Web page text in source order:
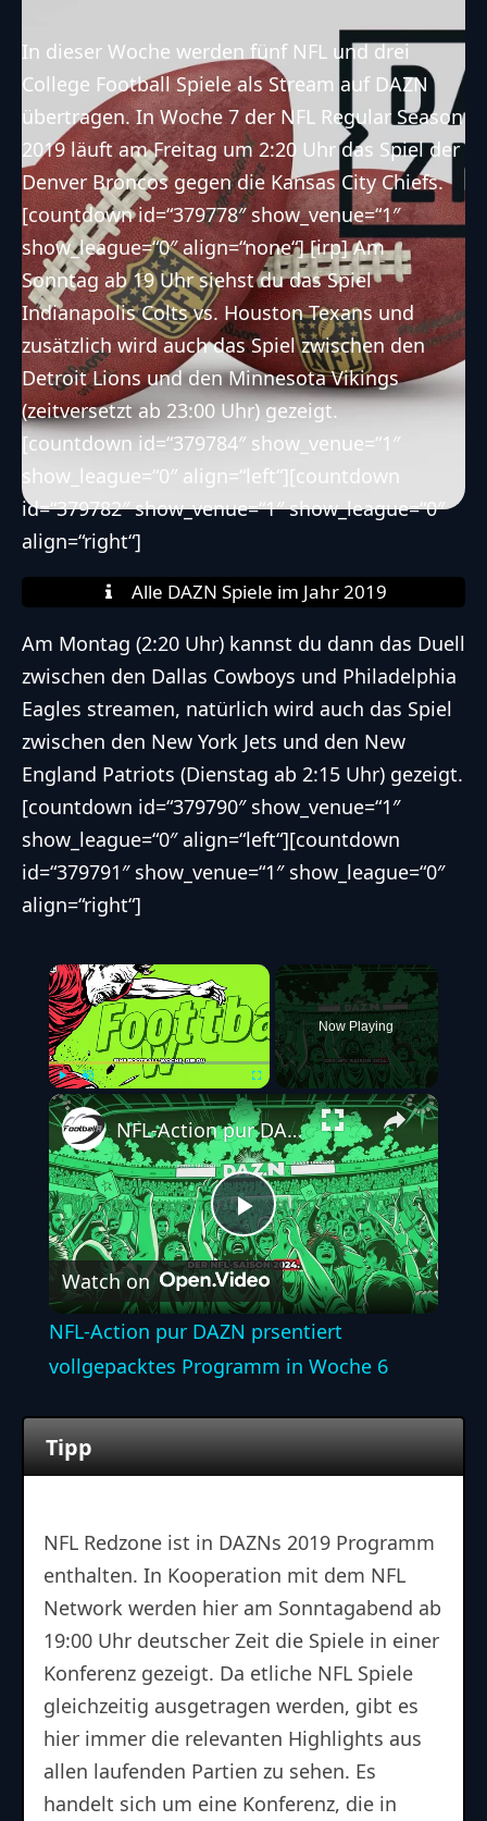
In dieser Woche werden fünf NFL und drei
College Football Spiele als Stream auf DAZN
übertragen. In Woche 7 der NFL Regular Season
2019 läuft am Freitag um 2:20 Uhr das Spiel der
Denver Broncosgegen die Kansas City Chiefs.
[countdown id=“379778″ show_venue=“1″
show_league=“0″ align=“none“] [irp] Am
Sonntag ab 19 Uhr siehst du das Spiel
Indianapolis Coltsvs. Houston Texans und
zusätzlich wird auch das Spiel zwischen den
Detroit Lionsund denMinnesota Vikings
(zeitversetzt ab 23:00 Uhr) gezeigt.
[countdown id=“379784″ show_venue=“1″
show_league=“0″ align=“left“][countdown
id=“379782″ show_venue=“1″ show_league=“0″
align=“right“]
Alle DAZN Spiele im Jahr 2019
Am Montag (2:20 Uhr) kannst du dann das Duell
zwischen den Dallas Cowboys und Philadelphia
Eagles streamen, natürlich wird auch das Spiel
zwischen den New York Jets und den New
England Patriots (Dienstag ab 2:15 Uhr) gezeigt.
[countdown id=“379790″ show_venue=“1″
show_league=“0″ align=“left“][countdown
id=“379791″ show_venue=“1″ show_league=“0″
align=“right“]
×
Play Unmute Fullscreen
Now Playing
Play
Video
NFL-Action pur DAZN prsentiert vollgepacktes Programm in Woche 6
Watch on
NFL-Action pur DAZN prsentiert
vollgepacktes Programm in Woche 6
Tipp
NFL Redzone ist in DAZNs 2019 Programm
enthalten. In Kooperation mit dem NFL
Network werden hier am Sonntagabend ab
19:00 Uhr deutscher Zeit die Spiele in einer
Konferenz gezeigt. Da etliche NFL Spiele
gleichzeitig ausgetragen werden, gibt es
hier immer die relevanten Highlights aus
allen laufenden Partien zu sehen. Es
handelt sich um eine Konferenz, die in